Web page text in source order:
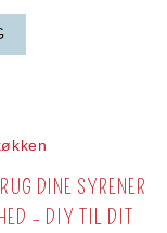
DINE SYRENER
– DIY TIL DIT